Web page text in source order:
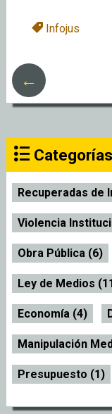
Infojus
←
Categorías
Recuperadas de
Violencia
Obra Pública (6)
Ley de Medios
Economía (4)
Manipulación
Presupuesto (1)